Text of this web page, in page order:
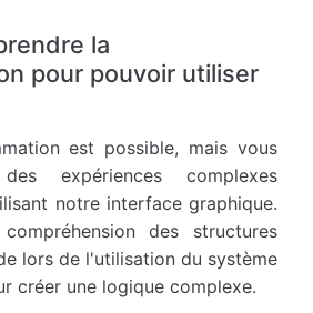
la
pour pouvoir utiliser
est possible, mais vous
expériences complexes
notre interface graphique.
des structures
lors de l'utilisation du système
créer une logique complexe.